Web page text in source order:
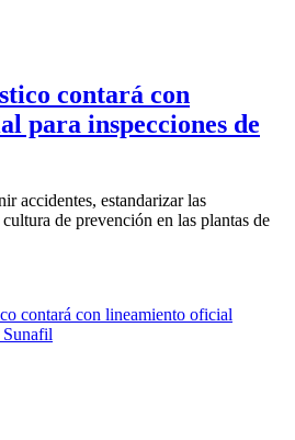
contará con
para inspecciones de
accidentes, estandarizar las
de prevención en las plantas de